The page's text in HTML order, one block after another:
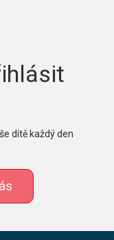
dítě každý den